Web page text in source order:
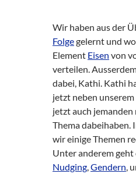
Wir haben aus der
Folgegelernt und
Element Eisen von
verteilen.
dabei, Kathi. Kathi
jetzt neben
jetzt auch
Thema dabeihaben.
wir einige Themen
Unter anderem geht
Nudging,Gendern,